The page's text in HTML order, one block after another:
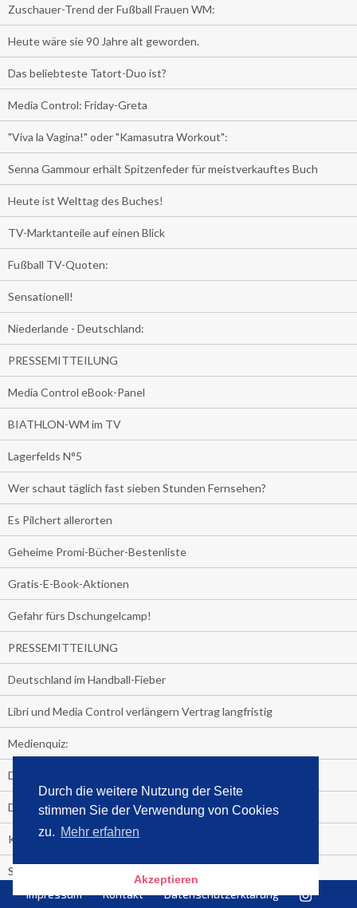
Durch die weitere Nutzung der Seite
stimmen Sie der Verwendung von Cookies
zu. Mehr erfahren
Akzeptieren
Zuschauer-Trend der Fußball Frauen WM:
Heute wäre sie 90 Jahre alt geworden.
Das beliebteste Tatort-Duo ist?
Media Control: Friday-Greta
"Viva la Vagina!" oder "Kamasutra Workout":
Senna Gammour erhält Spitzenfeder für meistverkauftes Buch
Heute ist Welttag des Buches!
TV-Marktanteile auf einen Blick
Fußball TV-Quoten:
Sensationell!
Niederlande - Deutschland:
PRESSEMITTEILUNG
Media Control eBook-Panel
BIATHLON-WM im TV
Lagerfelds N°5
Wer schaut täglich fast sieben Stunden Fernsehen?
Es Pilchert allerorten
Geheime Promi-Bücher-Bestenliste
Gratis-E-Book-Aktionen
Gefahr fürs Dschungelcamp!
PRESSEMITTEILUNG
Deutschland im Handball-Fieber
Libri und Media Control verlängern Vertrag langfristig
Medienquiz:
Deutschlands Jahrescharts 2018
Die TV-Quotenkönige 2018
KNV und Media Control verlängern vorzeitig Zusammenarbeit
STRENG VERTRAULICH
Streaming verändert TV?
Impressum Kontakt Datenschutzerklärung